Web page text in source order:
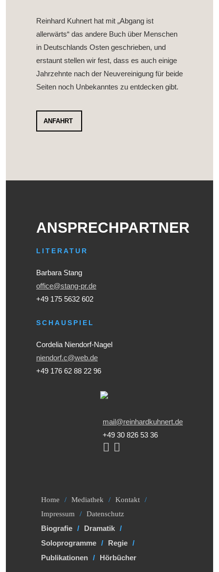
Reinhard Kuhnert hat mit „Abgang ist
allerwärts“ das andere Buch über Menschen
in Deutschlands Osten geschrieben, und
erstaunt stellen wir fest, dass es auch einige
Jahrzehnte nach der Neuvereinigung für beide
Seiten noch Unbekanntes zu entdecken gibt.
ANFAHRT
ANSPRECHPARTNER
LITERATUR
Barbara Stang
office@stang-pr.de
+49 175 5632 602
SCHAUSPIEL
Cordelia Niendorf-Nagel
niendorf.c@web.de
+49 176 62 88 22 96
mail@reinhardkuhnert.de
+49 30 826 53 36
Home Mediathek
Kontakt
Impressum
Datenschutz
Biografie
Dramatik
Soloprogramme
Regie
Publikationen
Hörbücher